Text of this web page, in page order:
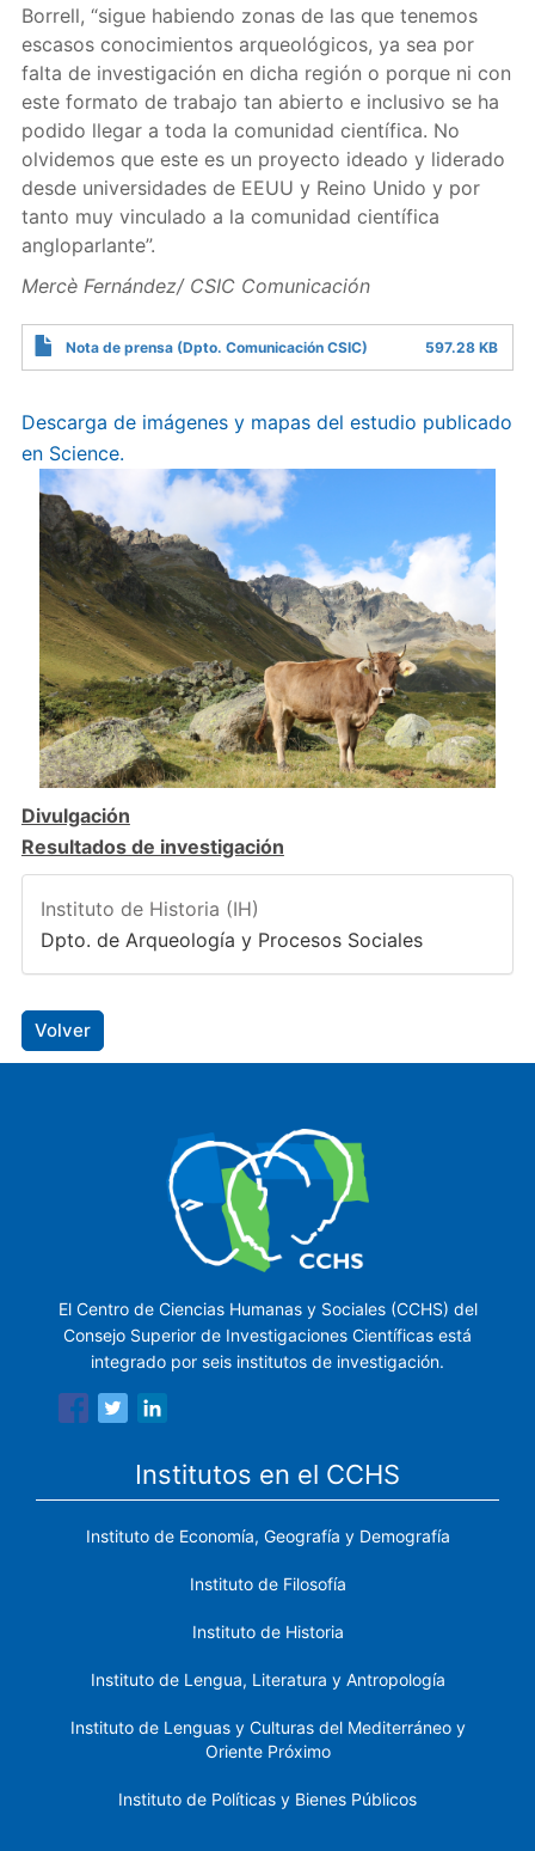
Borrell, “sigue habiendo zonas de las que tenemos
escasos conocimientos arqueológicos, ya sea por
falta de investigación en dicha región o porque ni con
este formato de trabajo tan abierto e inclusivo se ha
podido llegar a toda la comunidad científica. No
olvidemos que este es un proyecto ideado y liderado
desde universidades de EEUU y Reino Unido y por
tanto muy vinculado a la comunidad científica
angloparlante”.
Mercè Fernández/ CSIC Comunicación
Nota de prensa (Dpto. Comunicación CSIC) 597.28 KB
Descarga de imágenes y mapas del estudio publicado
en Science.
Divulgación
Resultados de investigación
Instituto de Historia (IH)
Dpto. de Arqueología y Procesos Sociales
Volver
El Centro de Ciencias Humanas y Sociales (CCHS) del
Consejo Superior de Investigaciones Científicas está
integrado por seis institutos de investigación.
Institutos en el CCHS
Instituto de Economía, Geografía y Demografía
Instituto de Filosofía
Instituto de Historia
Instituto de Lengua, Literatura y Antropología
Instituto de Lenguas y Culturas del Mediterráneo y
Oriente Próximo
Instituto de Políticas y Bienes Públicos